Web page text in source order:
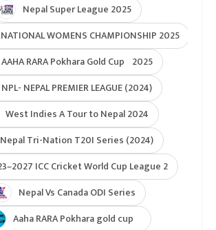
Nepal Super League 2025
WOMENS CHAMPIONSHIP 2025
AAHA RARA Pokhara Gold Cup 2025
NPL- NEPAL PREMIER LEAGUE (2024)
West Indies A Tour to Nepal 2024
Nepal Tri-Nation T20I Series (2024)
ICC Cricket World Cup League 2
Nepal Vs Canada ODI Series
Aaha RARA Pokhara gold cup